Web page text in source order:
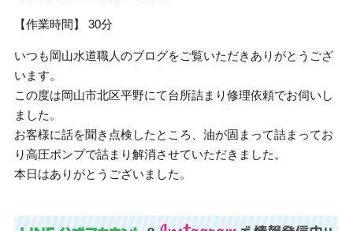
【作業時間】 30分
いつも岡山水道職人のブログをご覧いただきありがとうござ
います。
この度は岡山市北区平野にて台所詰まり修理依頼でお伺いし
ました。
お客様に話を聞き点検したところ、油が固まって詰まってお
り高圧ポンプで詰まり解消させていただきました。
本日はありがとうございました。